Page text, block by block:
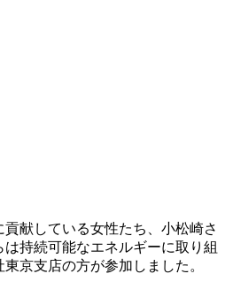
献している女性たち、小松崎さ
持続可能なエネルギーに取り組
京支店の方が参加しました。